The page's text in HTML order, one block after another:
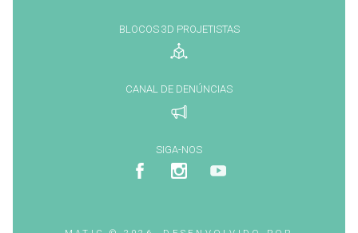
BLOCOS 3D PROJETISTAS
CANAL DE DENÚNCIAS
SIGA-NOS